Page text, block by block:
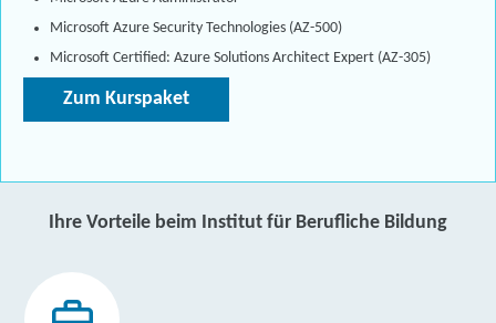
Microsoft Azure Security Technologies (AZ-500)
Microsoft Certified: Azure Solutions Architect Expert (AZ-305)
Zum Kurspaket
Ihre Vorteile beim Institut für Berufliche Bildung